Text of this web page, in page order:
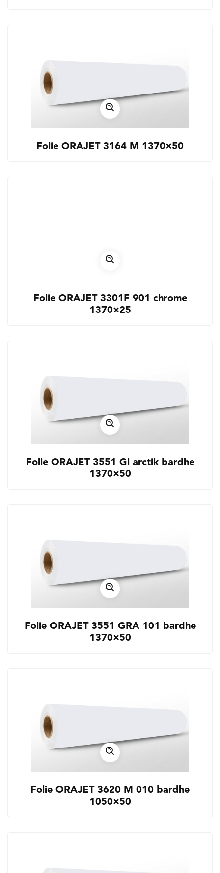
Folie ORAJET 3164 M 1370×50
Folie ORAJET 3301F 901 chrome
1370×25
Folie ORAJET 3551 Gl arctik bardhe
1370×50
Folie ORAJET 3551 GRA 101 bardhe
1370×50
Folie ORAJET 3620 M 010 bardhe
1050×50